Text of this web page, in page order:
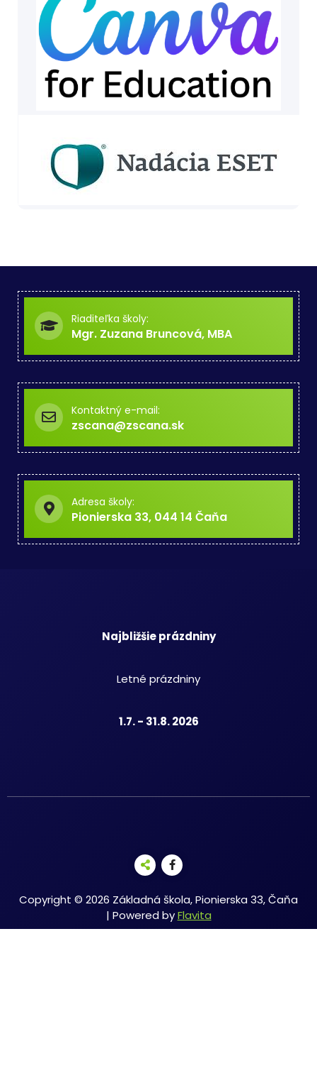
Riaditeľka školy:
Mgr. Zuzana Bruncová, MBA
Kontaktný e-mail:
zscana@zscana.sk
Adresa školy:
Pionierska 33, 044 14 Čaňa
Najbližšie prázdniny
Letné prázdniny
1.7. - 31.8. 2026
Copyright © 2026 Základná škola, Pionierska 33, Čaňa
| Powered byFlavita